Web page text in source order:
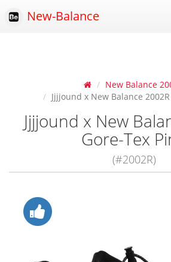
New-Balance
New Balance
Jjjjound x New Balance
Jjjjound x New
Gore-Tex
(#2002R)